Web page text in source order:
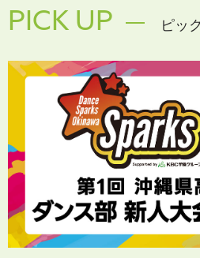
PICK UP ピッ